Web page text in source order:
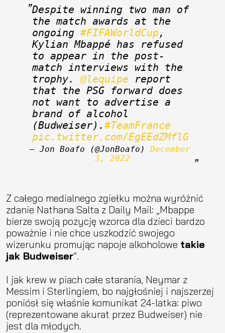
Despite winning two man of
the match awards at the
ongoing #FIFAWorldCup,
Kylian Mbappé has refused
to appear in the post-
match interviews with the
trophy. @lequipe report
that the PSG forward does
not want to advertise a
brand of alcohol
(Budweiser). #TeamFrance
pic.twitter.com/EgEEdZMflG
— Jon Boafo (@JonBoafo) December
3, 2022
Z całego medialnego zgiełku można wyróżnić
zdanie Nathana Salta z Daily Mail: „Mbappe
bierze swoją pozycję wzorca dla dzieci bardzo
poważnie i nie chce uszkodzić swojego
wizerunku promując napoje alkoholowe takie
jak Budweiser”.
I jak krew w piach całe starania, Neymar z
Messim i Sterlingiem, bo najgłośniej i najszerzej
poniósł się właśnie komunikat 24-latka: piwo
(reprezentowane akurat przez Budweiser) nie
jest dla młodych.